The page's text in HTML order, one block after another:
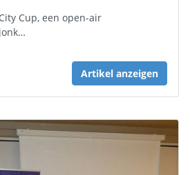
Cup, een open-air
Artikel anzeigen